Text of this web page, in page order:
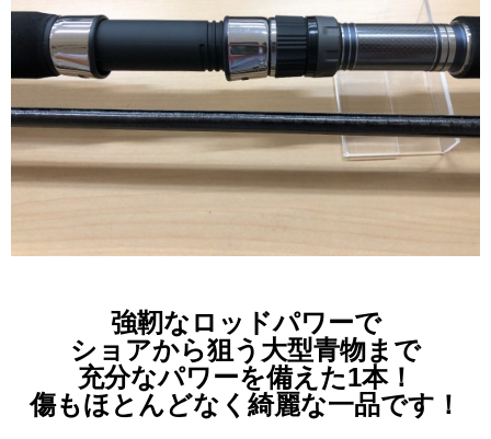
強靭なロッドパワーで
ショアから狙う大型青物まで
充分なパワーを備えた1本！
傷もほとんどなく綺麗な一品です！